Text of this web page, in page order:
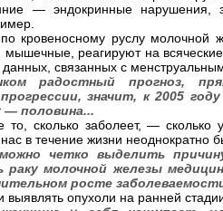
— эндокринные
кровеносному руслу молочной
мышечные, реагируют на
данных, связанных с
радостный прогноз,
значит, к 2005
— половина...
сколько заболеет, — сколько
в течение жизни неоднократно
четко выделить
раку молочной железы
росте
опухоли на ранней